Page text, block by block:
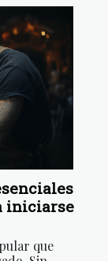
iniciarse
que